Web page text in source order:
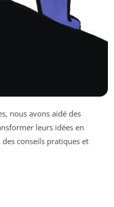
nous avons aidé des
leurs idées en
conseils pratiques et